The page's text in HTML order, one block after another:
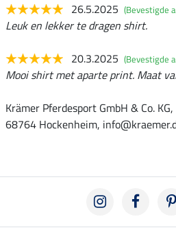
26.5.2025 (Bevestigde
Leuk en lekker te dragen shirt.
20.3.2025 (Bevestigde
Mooi shirt met aparte print. Maat
Krämer Pferdesport GmbH & Co.
68764 Hockenheim,